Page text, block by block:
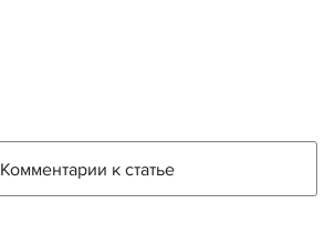
Комментарии к статье